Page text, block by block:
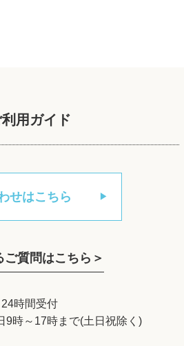
利用ガイド
せはこちら
ご質問はこちら＞
24時間受付
9時～17時まで(土日祝除く)